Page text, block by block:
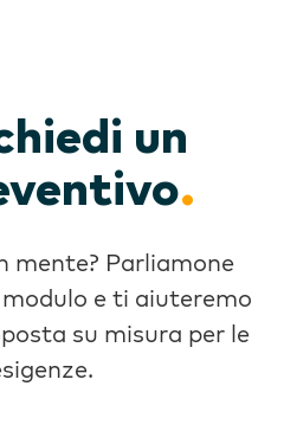
un
.
mente? Parliamone
e ti aiuteremo
su misura per le